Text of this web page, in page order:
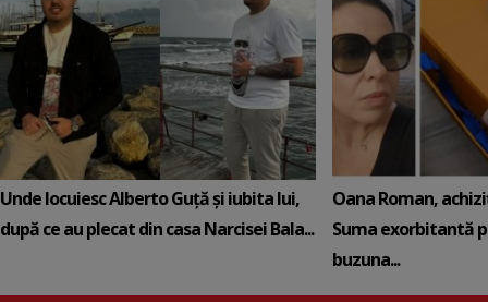
Unde locuiesc Alberto Guță și iubita lui,
după ce au plecat din casa Narcisei Bala...
Oana Roman,
Suma exorbitantă
buzuna...